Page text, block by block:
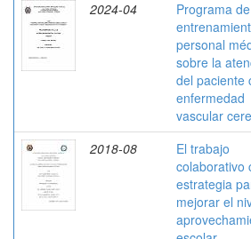
2024-04
Programa de
personal
sobre la
del paciente
enfermedad
vascular
2018-08
El trabajo
colaborativo
estrategia
mejorar el